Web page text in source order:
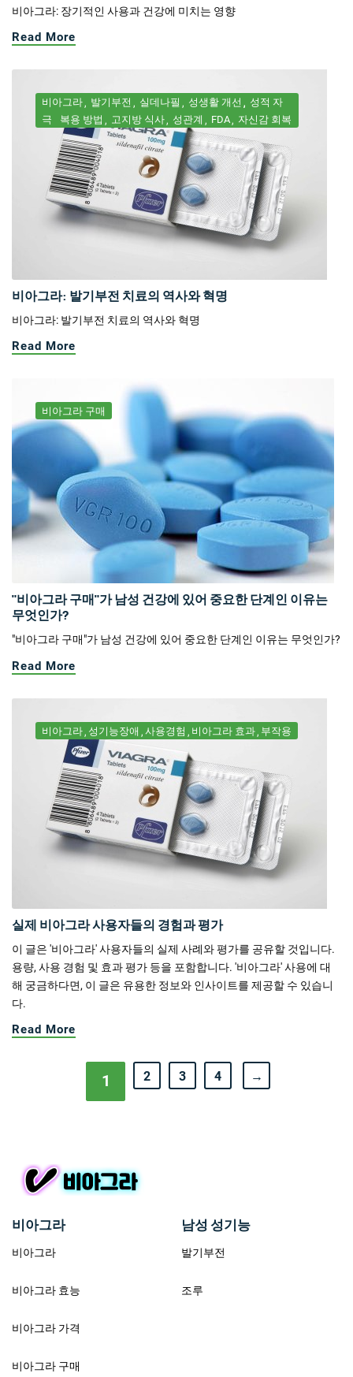
비아그라: 장기적인 사용과 건강에 미치는 영향
Read More
비아그라 발기부전 실데나필 성생활 개선
성적 자
극
복용 방법 고지방 식사 성관계 FDA 자신감 회복
비아그라: 발기부전 치료의 역사와 혁명
비아그라: 발기부전 치료의 역사와 혁명
Read More
비아그라 구매
"비아그라 구매"가 남성 건강에 있어 중요한 단계인 이유는
무엇인가?
"비아그라 구매"가 남성 건강에 있어 중요한 단계인 이유는 무엇인가?
Read More
비아그라 성기능장애 사용경험 비아그라 효과 부작용
실제 비아그라 사용자들의 경험과 평가
이 글은 '비아그라' 사용자들의 실제 사례와 평가를 공유할 것입니다.
용량, 사용 경험 및 효과 평가 등을 포함합니다. '비아그라' 사용에 대
해 궁금하다면, 이 글은 유용한 정보와 인사이트를 제공할 수 있습니
다.
Read More
1 2 3 4 →
비아그라
비아그라
비아그라 효능
비아그라 가격
비아그라 구매
남성 성기능
발기부전
조루